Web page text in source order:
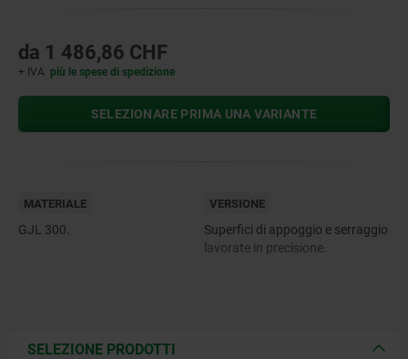
da 1 486,86 CHF
+ IVA più le spese di spedizione
SELEZIONARE PRIMA UNA VARIANTE
MATERIALE
GJL 300.
VERSIONE
Superfici di appoggio e serraggio
lavorate in precisione.
SELEZIONE PRODOTTI